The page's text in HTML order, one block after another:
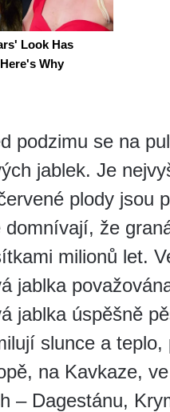
podzimu se na
jablek. Je
plody jsou
domnívají, že
milionů let.
jablka
jablka úspěšně
slunce a
na Kavkaze,
– Dagestánu,